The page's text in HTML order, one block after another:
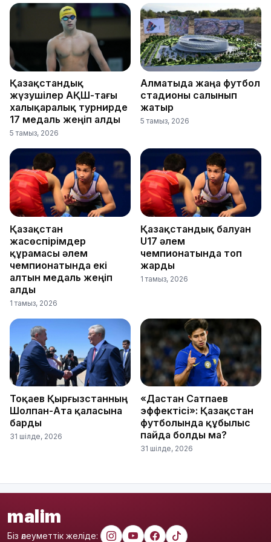
Қазақстандық
жүзушілер АҚШ-тағы
халықаралық турнирде
17 медаль жеңіп алды
5 тамыз, 2026
Алматыда жаңа футбол
стадионы салынып
жатыр
5 тамыз, 2026
Қазақстан
жасөспірімдер
құрамасы әлем
чемпионатында екі
алтын медаль жеңіп
алды
1 тамыз, 2026
Қазақстандық балуан
U17 әлем
чемпионатында топ
жарды
1 тамыз, 2026
Тоқаев Қырғызстанның
Шолпан-Ата қаласына
барды
31 шілде, 2026
«Дастан Сатпаев
эффектісі»: Қазақстан
футболында құбылыс
пайда болды ма?
31 шілде, 2026
malim
Біз әлеуметтік желіде: